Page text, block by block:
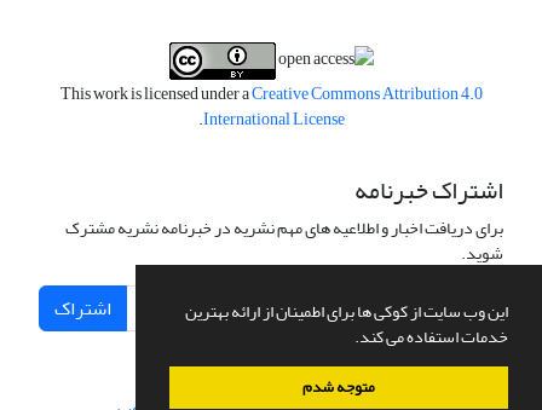
این وب سایت از کوکی ها برای اطمینان از ارائه بهترین
خدمات استفاده می کند.
متوجه شدم
This work is licensed under aCreative Commons Attribution 4.0
International License
.
اشتراک خبرنامه
برای دریافت اخبار و اطلاعیه های مهم نشریه در خبرنامه نشریه مشترک
شوید.
اشتراک